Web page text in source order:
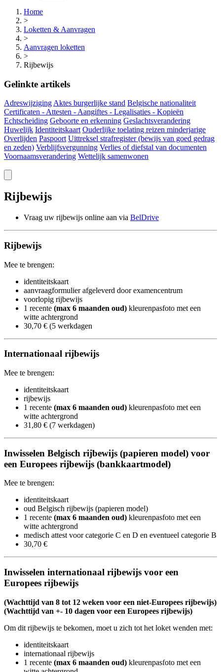
Home
>
Loketten & Aanvragen
>
Aanvragen loketten
>
Rijbewijs
Gelinkte artikels
Adreswijziging Aktes burgerlijke stand Belgische nationaliteit
Certificaten - Attesten - Aangiftes - Legalisaties - Kopieën
Echtscheiding Geboorte en erkenning Geslachtsverandering
Huwelijk Identiteitskaart Ouderlijke toelating reizen minderjarige
Overlijden Paspoort Uittreksel strafregister (bewijs van goed gedrag
en zeden) Verblijfsvergunning Verlies of diefstal van documenten
Voornaamsverandering Wettelijk samenwonen
Rijbewijs
Vraag uw rijbewijs online aan via BelDrive
Rijbewijs
Mee te brengen:
identiteitskaart
aanvraagformulier afgeleverd door examencentrum
voorlopig rijbewijs
1 recente (max 6 maanden oud) kleurenpasfoto met een
witte achtergrond
30,70 € (5 werkdagen
Internationaal rijbewijs
Mee te brengen:
identiteitskaart
rijbewijs
1 recente (max 6 maanden oud) kleurenpasfoto​ met een
witte achtergrond
31,80 € (7 werkdagen)
Inwisselen Belgisch rijbewijs (papieren model) voor
een Europees rijbewijs (bankkaartmodel)
Mee te brengen:
identiteitskaart
oud Belgisch rijbewijs (papieren model)
1 recente (max 6 maanden oud) kleurenpasfoto​ met een
witte achtergrond
medisch attest voor categorie C en D en eventueel categorie B
30,70 €
Inwisselen internationaal rijbewijs voor een
Europees rijbewijs
(Wachttijd van 8 tot 12 weken voor een niet-Europees rijbewijs)
(Wachttijd van +- 10 dagen voor een Europees rijbewijs)
Om dit rijbewijs te bekomen, moet u zich tot het loket wenden met:
identiteitskaart
internationaal rijbewijs
1 recente (max 6 maanden oud) kleurenpasfoto​ met een